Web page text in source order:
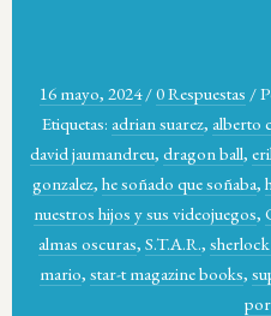
16 mayo, 2024 /0 Respuestas /
Etiquetas: adrian suarez, alberto
david jaumandreu, dragon ball,
gonzalez, he soñado que soñaba,
nuestros hijos y sus videojuegos,
almas oscuras, S.T.A.R.,
mario, star-t magazine books,